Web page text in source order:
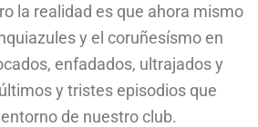
la realidad es que ahora mismo
y el coruñesísmo en
enfadados, ultrajados y
y tristes episodios que
de nuestro club.